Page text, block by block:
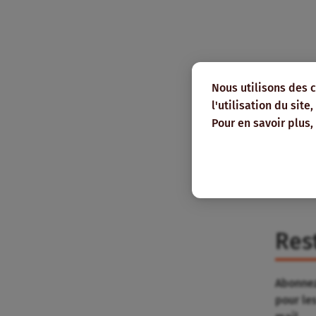
Nous utilisons des
l'utilisation du site,
Pour en savoir
pour